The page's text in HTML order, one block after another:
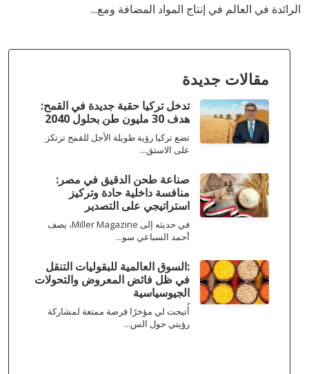
الرائدة في العالم في إنتاج المواد المضافة ومع...
مقالات جديدة
تدخل تركيا حقبة جديدة في القمح:
هدف 30 مليون طن بحلول 2040
تضع تركيا رؤية طويلة الأجل للقمح ترتكز
على الاستق...
صناعة طحن الدقيق في مصر:
منافسة داخلية حادة وتركيز
استراتيجي على التصدير
في حديثه إلى Miller Magazine، يصف
أحمد السباعي سو...
:السوق العالمية للبقوليات التنقل
في ظل فائض المعروض والتحولات
الجيوسياسية
أُتيحت لي مؤخرًا فرصة ممتعة لمشاركة
رؤيتي حول الس...